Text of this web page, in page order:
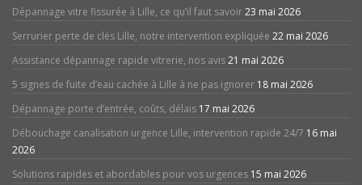
Dépannage vitre fissurée à Lille, ce qu’il faut savoir23 mai 2026
Serrurier perte de clés Lille, notre intervention expliquée 22 mai 2026
Assistance dépannage rapide vitrerie, nos avis21 mai 2026
5 signes de fuite d’eau cachée à Lille à ne pas ignorer 18 mai 2026
Dépannage porte d’entrée, coûts, délais 17 mai 2026
Débouchage canalisation urgence Lille, intervention rapide 24/7 16 mai
2026
Solutions rapides et abordables pour vos urgences 15 mai 2026